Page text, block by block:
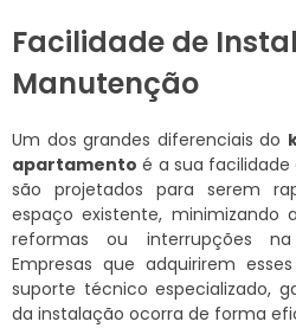
Facilidade de
Manutenção
Um dos grandes diferenciais do
apartamento é a sua facilidade
são projetados para serem
espaço existente, minimizando
reformas ou interrupções
Empresas que adquirirem
suporte técnico especializado,
da instalação ocorra de forma